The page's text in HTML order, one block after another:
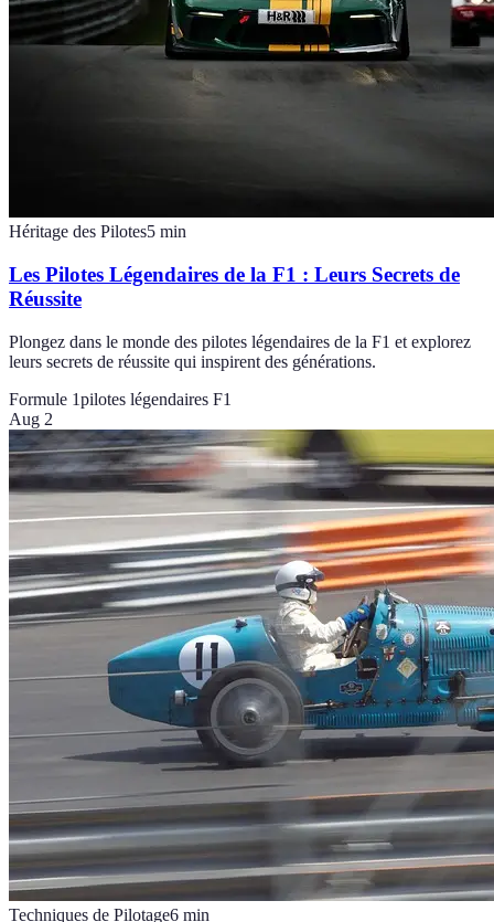
Héritage des Pilotes5 min
Les Pilotes Légendaires de la F1 : Leurs Secrets de
Réussite
Plongez dans le monde des pilotes légendaires de la F1 et explorez
leurs secrets de réussite qui inspirent des générations.
Formule 1pilotes légendaires F1
Aug 2
Techniques de Pilotage6 min